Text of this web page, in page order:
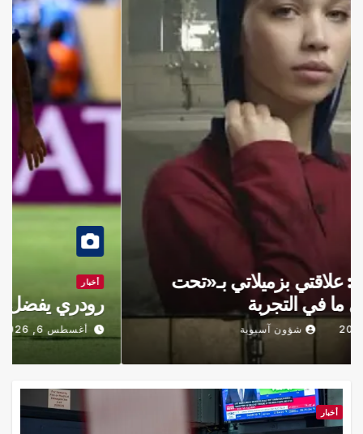
جيداء منصور: علاقتي بزميلاتي بـ«تحت
السن» أجمل ما في التجربة
أغسطس 6, 2026
أخبار